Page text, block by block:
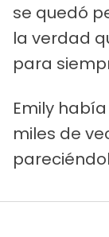
se quedó
la verdad
para
Emily
miles de